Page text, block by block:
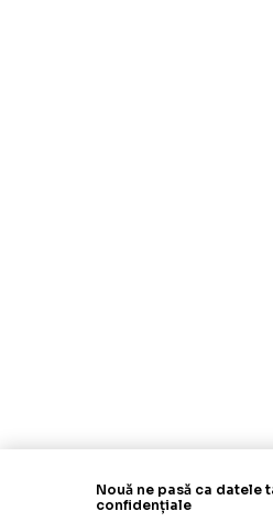
Nouă ne pasă ca datele
confidențiale